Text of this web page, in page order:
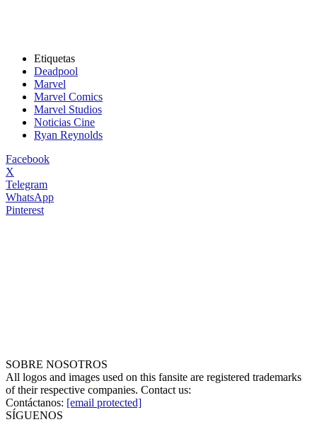
Etiquetas
Deadpool
Marvel
Marvel Comics
Marvel Studios
Noticias Cine
Ryan Reynolds
Facebook
X
Telegram
WhatsApp
Pinterest
SOBRE NOSOTROS
All logos and images used on this fansite are registered trademarks
of their respective companies. Contact us:
Contáctanos: [email protected]
SÍGUENOS